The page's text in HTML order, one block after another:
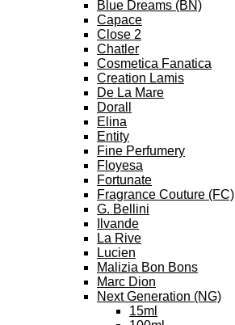
Blue Dreams (BN)
Capace
Close 2
Chatler
Cosmetica Fanatica
Creation Lamis
De La Mare
Dorall
Elina
Entity
Fine Perfumery
Floyesa
Fortunate
Fragrance Couture (FC)
G. Bellini
Ilvande
La Rive
Lucien
Malizia Bon Bons
Marc Dion
Next Generation (NG)
15ml